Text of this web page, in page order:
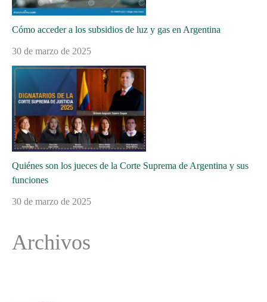
Cómo acceder a los subsidios de luz y gas en Argentina
30 de marzo de 2025
Quiénes son los jueces de la Corte Suprema de Argentina y sus
funciones
30 de marzo de 2025
Archivos